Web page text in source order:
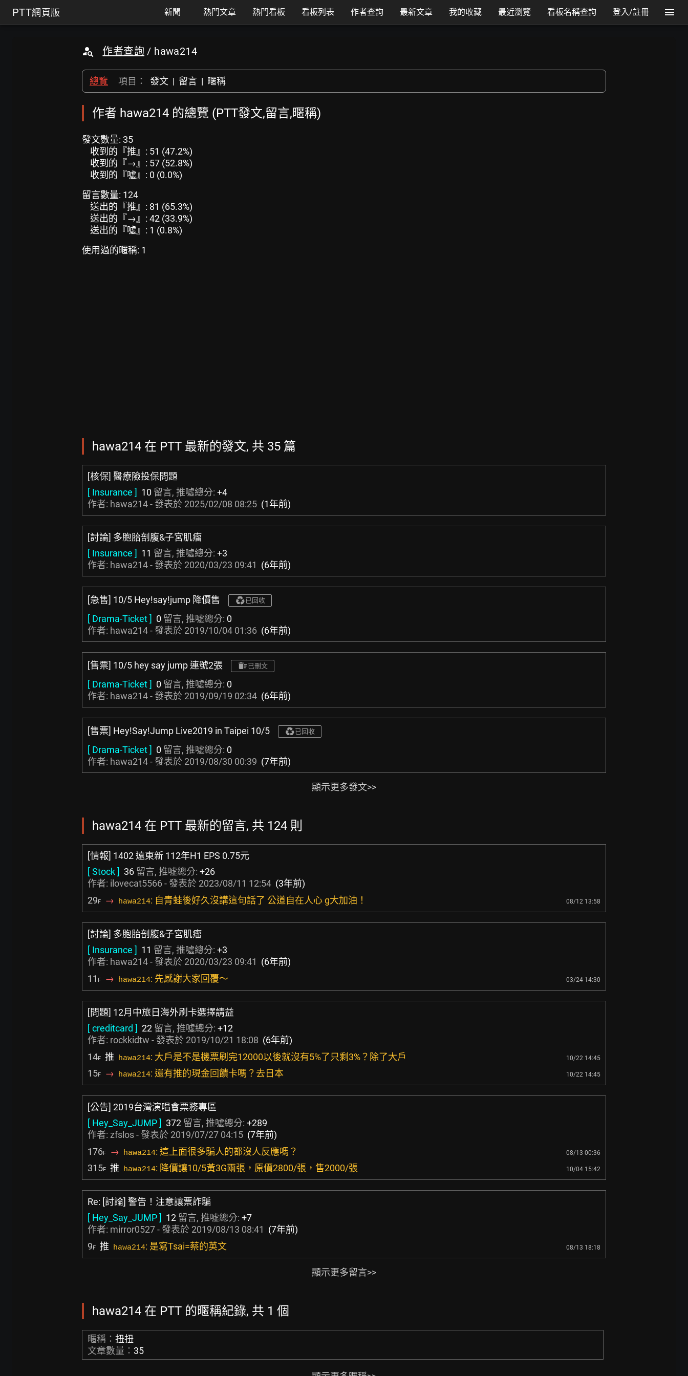
PTT網頁版 新聞 熱門文章 熱門看板 看板列表 作者查詢 最新文章 我的收藏 最近瀏覽 看板名稱查詢 登入/註冊
作者查詢 / hawa214
總覽 項目： 發文 | 留言 | 暱稱
作者 hawa214 的總覽 (PTT發文,留言,暱稱)
發文數量: 35
收到的『推』: 51 (47.2%)
收到的『→』: 57 (52.8%)
收到的『噓』: 0 (0.0%)
留言數量: 124
送出的『推』: 81 (65.3%)
送出的『→』: 42 (33.9%)
送出的『噓』: 1 (0.8%)
使用過的暱稱: 1
hawa214 在 PTT 最新的發文, 共 35 篇
[核保] 醫療險投保問題
[ Insurance ] 10 留言, 推噓總分: +4
作者: hawa214 - 發表於 2025/02/08 08:25 (1年前)
[討論] 多胞胎剖腹&子宮肌瘤
[ Insurance ] 11 留言, 推噓總分: +3
作者: hawa214 - 發表於 2020/03/23 09:41 (6年前)
[急售] 10/5 Hey!say!jump 降價售 已回收
[ Drama-Ticket ] 0 留言, 推噓總分: 0
作者: hawa214 - 發表於 2019/10/04 01:36 (6年前)
[售票] 10/5 hey say jump 連號2張 已刪文
[ Drama-Ticket ] 0 留言, 推噓總分: 0
作者: hawa214 - 發表於 2019/09/19 02:34 (6年前)
[售票] Hey!Say!Jump Live2019 in Taipei 10/5 已回收
[ Drama-Ticket ] 0 留言, 推噓總分: 0
作者: hawa214 - 發表於 2019/08/30 00:39 (7年前)
顯示更多發文>>
hawa214 在 PTT 最新的留言, 共 124 則
[情報] 1402 遠東新 112年H1 EPS 0.75元
[ Stock ] 36 留言, 推噓總分: +26
作者: ilovecat5566- 發表於 2023/08/11 12:54 (3年前)
29F → hawa214: 自青蛙後好久沒講這句話了 公道自在人心 g大加油！ 08/12 13:58
[討論] 多胞胎剖腹&子宮肌瘤
[ Insurance ] 11 留言, 推噓總分: +3
作者: hawa214 - 發表於 2020/03/23 09:41 (6年前)
11 F → hawa214: 先感謝大家回覆～ 03/24 14:30
[問題] 12月中旅日海外刷卡選擇請益
[ creditcard ] 22 留言, 推噓總分: +12
作者: rockkidtw - 發表於 2019/10/21 18:08 (6年前)
14F 推 hawa214: 大戶是不是機票刷完12000以後就沒有5%了只剩3%？除了大戶 10/22 14:45
15F → hawa214: 還有推的現金回饋卡嗎？去日本 10/22 14:45
[公告] 2019台灣演唱會票務專區
[ Hey_Say_JUMP ] 372 留言, 推噓總分: +289
作者: zfslos- 發表於 2019/07/27 04:15 (7年前)
176F → hawa214: 這上面很多騙人的都沒人反應嗎？ 08/13 00:36
315F 推 hawa214: 降價讓10/5黃3G兩張，原價2800/張，售2000/張 10/04 15:42
Re: [討論] 警告！注意讓票詐騙
[ Hey_Say_JUMP ] 12 留言, 推噓總分: +7
作者: mirror0527- 發表於 2019/08/13 08:41 (7年前)
9F 推 hawa214: 是寫Tsai=蔡的英文 08/13 18:18
顯示更多留言>>
hawa214 在 PTT 的暱稱紀錄, 共 1 個
暱稱： 扭扭
文章數量： 35